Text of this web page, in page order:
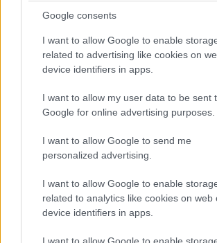
Google consents
I want to allow Google to enable
related to advertising like cookies on
device identifiers in apps.
I want to allow my user data to be sent
Google for online advertising purposes.
I want to allow Google to send me
personalized advertising.
I want to allow Google to enable
related to analytics like cookies on web
device identifiers in apps.
I want to allow Google to enable
ΔΕΛΤΙΟ ΤΥΠΟΥ Το Τρίτο Πρόγραμμα
χρόνια μεταδόσεων και προσκαλεί ακροατές
Την Κυριακή 1η Δεκεμβρίου 2024, ένα
κάλεσμα έρχεται να συνδέσει την ιστορία
κοιτάξει τη …Διαβάστε Περισσότερα...